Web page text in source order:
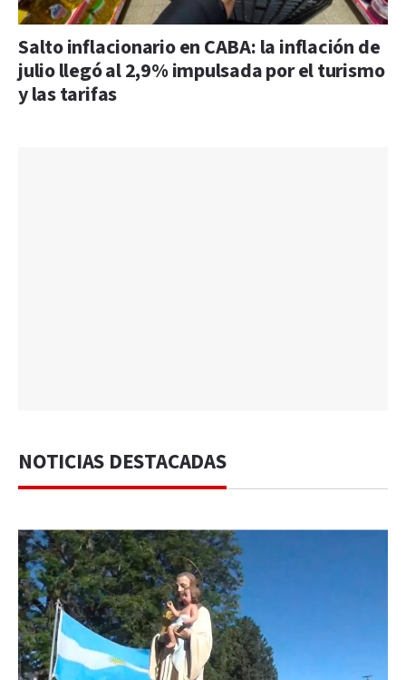
Salto inflacionario en CABA: la inflación de
julio llegó al 2,9% impulsada por el turismo
y las tarifas
NOTICIAS DESTACADAS